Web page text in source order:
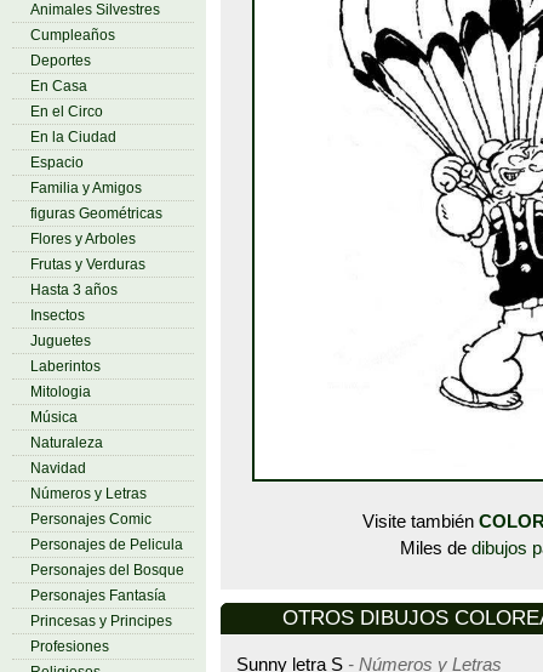
Animales Silvestres
Cumpleaños
Deportes
En Casa
En el Circo
En la Ciudad
Espacio
Familia y Amigos
figuras Geométricas
Flores y Arboles
Frutas y Verduras
Hasta 3 años
Insectos
Juguetes
Laberintos
Mitologia
Música
Naturaleza
Navidad
Números y Letras
Personajes Comic
Personajes de Pelicula
Personajes del Bosque
Personajes Fantasía
Princesas y Principes
Profesiones
Visite también
Miles de dibujos
OTROS DIBUJOS
Sunny letra S - Números y Letras